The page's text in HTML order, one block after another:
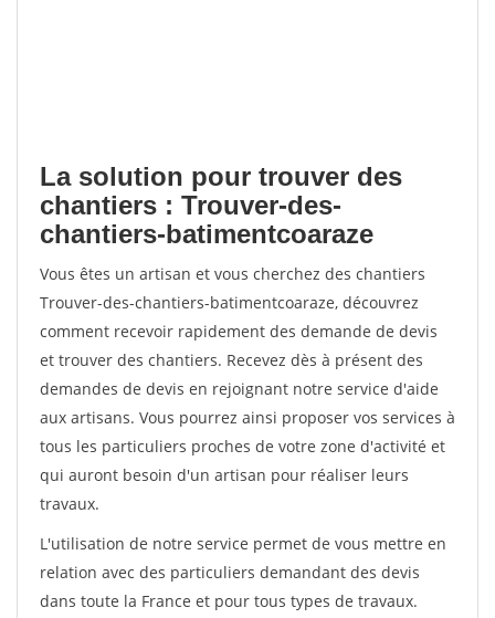
La solution pour trouver des
chantiers : Trouver-des-
chantiers-batimentcoaraze
Vous êtes un artisan et vous cherchez des chantiers
Trouver-des-chantiers-batimentcoaraze, découvrez
comment recevoir rapidement des demande de devis
et trouver des chantiers. Recevez dès à présent des
demandes de devis en rejoignant notre service d'aide
aux artisans. Vous pourrez ainsi proposer vos services à
tous les particuliers proches de votre zone d'activité et
qui auront besoin d'un artisan pour réaliser leurs
travaux.
L'utilisation de notre service permet de vous mettre en
relation avec des particuliers demandant des devis
dans toute la France et pour tous types de travaux.